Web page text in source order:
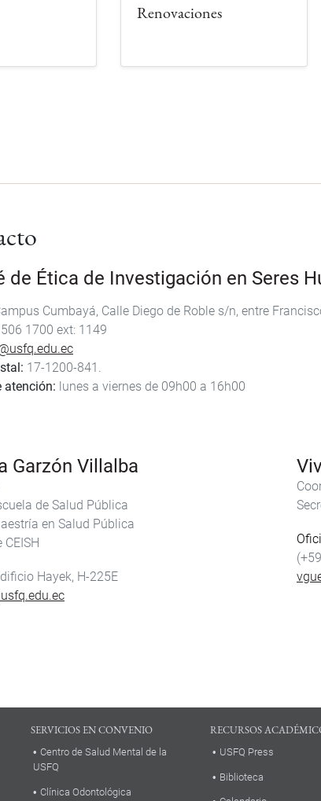
Renovaciones
de Ética de Investigación en Seres
Cumbayá, Calle Diego de Roble s/n, entre
1700
1149
17-1200-841.
atención: lunes a viernes de 09h00 a 16h00
Garzón Villalba
de Salud Pública
en Salud Pública
CEISH
Hayek, H-225E
SERVICIOS EN CONVENIO
Centro de Salud Mental de la
USFQ
Clínica Odontológica
RECURSOS
USFQ Press
Biblioteca